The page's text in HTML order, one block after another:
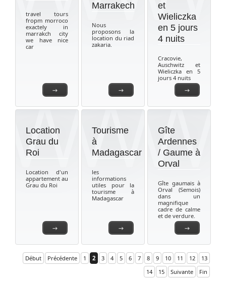
→
travel tours
fropm morroco
exactely in
marrakch city
we have nice
car
→
Marrakech
Nous
proposons la
location du riad
zakaria.
→
et
Wieliczka
en 5 jours
4 nuits
Cracovie,
Auschwitz et
Wieliczka en 5
jours 4 nuits
→
Location
Grau du
Roi
Location d'un
appartement au
Grau du Roi
→
Tourisme
à
Madagascar
les
informations
utiles pour la
tourisme à
Madagascar
→
Gîte
Ardennes
/ Gaume à
Orval
Gîte gaumais à
Orval (Semois)
dans un
magnifique
cadre de calme
et de verdure.
Début Précédente 1 2 3 4 5 6 7 8 9 10 11 12
13
14
15 Suivante Fin